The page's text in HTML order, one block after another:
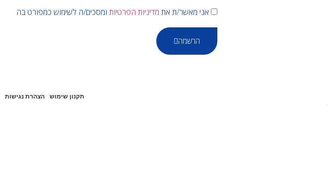
אני מאשר/ת את מדיניות הפרטיותומסכים/ה לשימוש כמפורט בה
הרשמה
תקנון שימוש הצהרת נגישות